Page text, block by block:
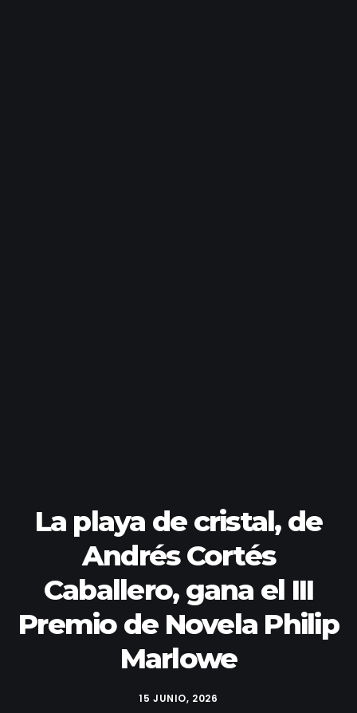
La playa de cristal, de
Andrés Cortés
Caballero, gana el III
Premio de Novela Philip
Marlowe
15 JUNIO, 2026